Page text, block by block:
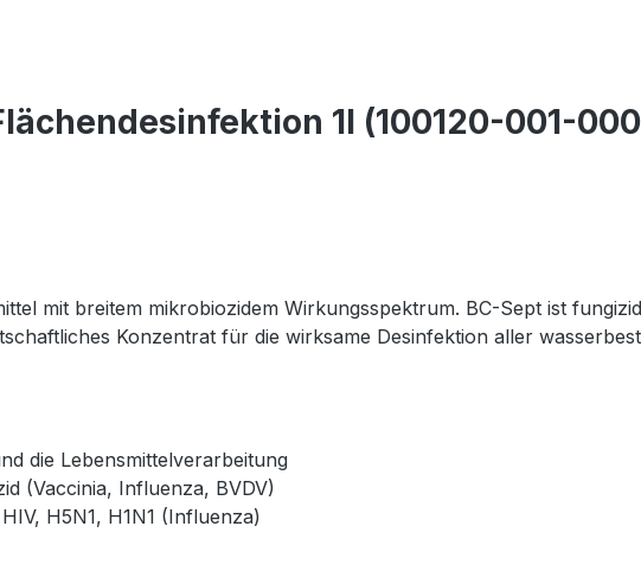
1l (100120-001-
mit breitem mikrobiozidem Wirkungsspektrum. BC-Sept ist
Konzentrat für die wirksame Desinfektion aller
die Lebensmittelverarbeitung
(Vaccinia, Influenza, BVDV)
H5N1, H1N1 (Influenza)